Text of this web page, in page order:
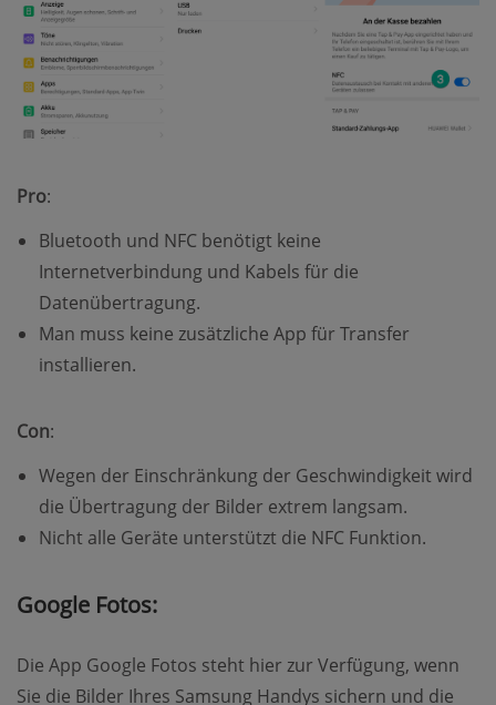
Pro:
Bluetooth und NFC benötigt keine
Internetverbindung und Kabels für die
Datenübertragung.
Man muss keine zusätzliche App für Transfer
installieren.
Con:
Wegen der Einschränkung der Geschwindigkeit wird
die Übertragung der Bilder extrem langsam.
Nicht alle Geräte unterstützt die NFC Funktion.
Google Fotos:
Die App Google Fotos steht hier zur Verfügung, wenn
Sie die Bilder Ihres Samsung Handys sichern und die